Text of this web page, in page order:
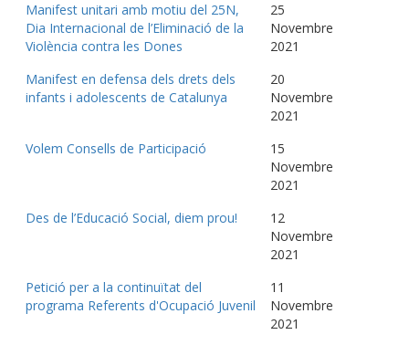
Manifest unitari amb motiu del 25N,
Dia Internacional de l’Eliminació de la
Violència contra les Dones
25
Novembre
2021
Manifest en defensa dels drets dels
infants i adolescents de Catalunya
20
Novembre
2021
Volem Consells de Participació
15
Novembre
2021
Des de l’Educació Social, diem prou!
12
Novembre
2021
Petició per a la continuïtat del
programa Referents d'Ocupació Juvenil
11
Novembre
2021